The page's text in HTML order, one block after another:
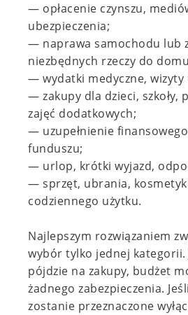
— opłacenie czynszu,
ubezpieczenia;
— naprawa samochodu lub
niezbędnych rzeczy do
— wydatki medyczne, wizyty
— zakupy dla dzieci, szkoły,
zajęć dodatkowych;
— uzupełnienie
funduszu;
— urlop, krótki wyjazd,
— sprzęt, ubrania,
codziennego użytku.
Najlepszym rozwiązaniem
wybór tylko jednej kategorii.
pójdzie na zakupy, budżet
żadnego zabezpieczenia.
zostanie przeznaczone